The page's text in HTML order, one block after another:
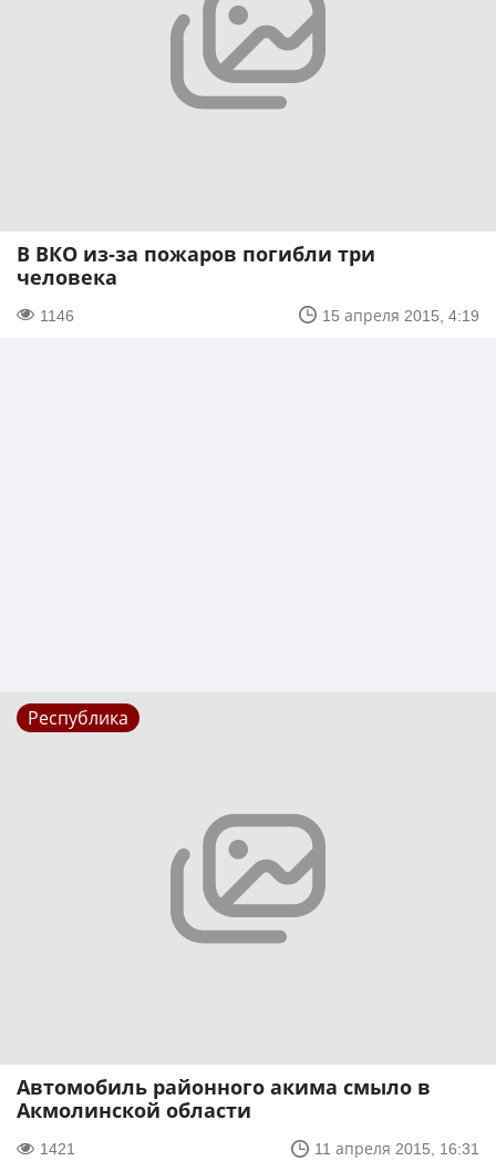
В ВКО из-за пожаров погибли три
человека
1146 15 апреля 2015, 4:19
Республика
Автомобиль районного акима смыло в
Акмолинской области
1421 11 апреля 2015, 16:31